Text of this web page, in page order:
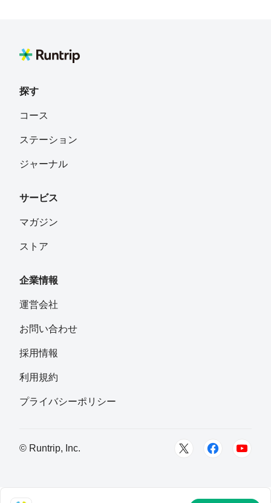
探す
コース
ステーション
ジャーナル
サービス
マガジン
ストア
企業情報
運営会社
お問い合わせ
採用情報
利用規約
プライバシーポリシー
© Runtrip, Inc.